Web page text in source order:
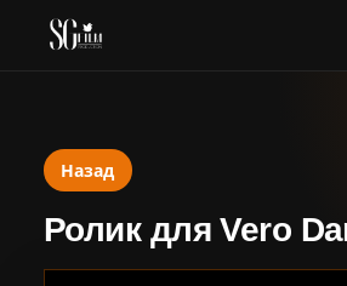
Главная
Оборудование
Назад
Ролик для Vero